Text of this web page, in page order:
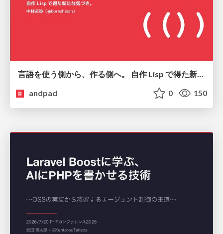
言語を使う側から、作る側へ。 自作 Lisp で得た新たな気づき。
andpad
0 150